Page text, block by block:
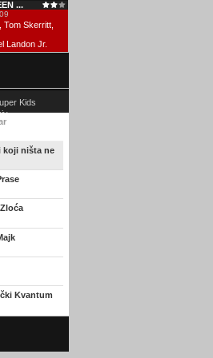
...
Tom Skerritt,
Landon Jr.
Kids
koji ništa ne
Kvantum
Leri